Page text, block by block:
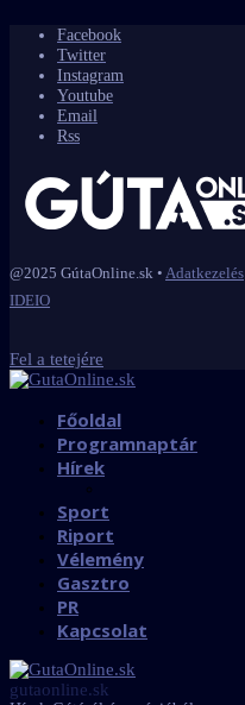
Facebook
Twitter
Instagram
Youtube
Email
Rss
@2025 GútaOnline.sk • Adatkezelés
IDEIO
Fel a tetejére
Főoldal
Programnaptár
Hírek
Sport
Riport
Vélemény
Gasztro
PR
Kapcsolat
gutaonline.sk